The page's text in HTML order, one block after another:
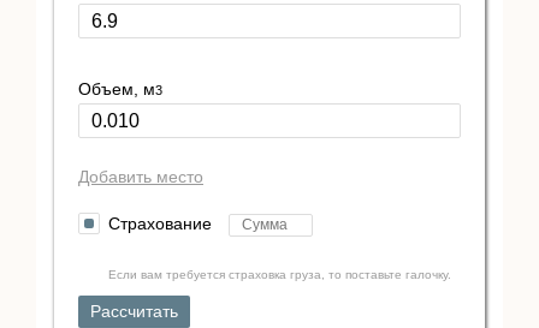
Объем, м3
Добавить место
Страхование
Если вам требуется страховка груза, то поставьте галочку.
Рассчитать